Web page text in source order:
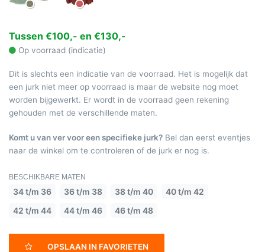
Tussen €100,- en €130,-
Op voorraad (indicatie)
Dit is slechts een indicatie van de voorraad. Het is mogelijk dat
een jurk niet meer op voorraad is maar de website nog moet
worden bijgewerkt. Er wordt in de voorraad geen rekening
gehouden met de verschillende maten.
Komt u van ver voor een specifieke jurk? Bel dan eerst eventjes
naar de winkel om te controleren of de jurk er nog is.
BESCHIKBARE MATEN
34 t/m 36 36 t/m 38 38 t/m 40
40 t/m 42
42 t/m 44
44 t/m 46 46 t/m 48
OPSLAAN IN FAVORIETEN